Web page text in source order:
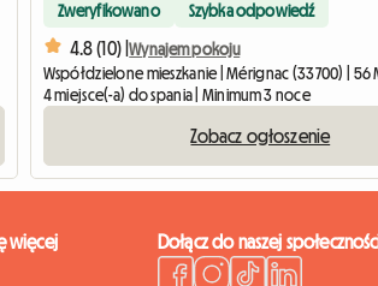
Zweryfikowano Szybka odpowiedź
4.8 (10) |Wynajem pokoju
Współdzielone mieszkanie | Mérignac (33700) | 56
4 miejsce(-a) do spania | Minimum 3 noce
Zobacz ogłoszenie
więcej Dołącz do naszej